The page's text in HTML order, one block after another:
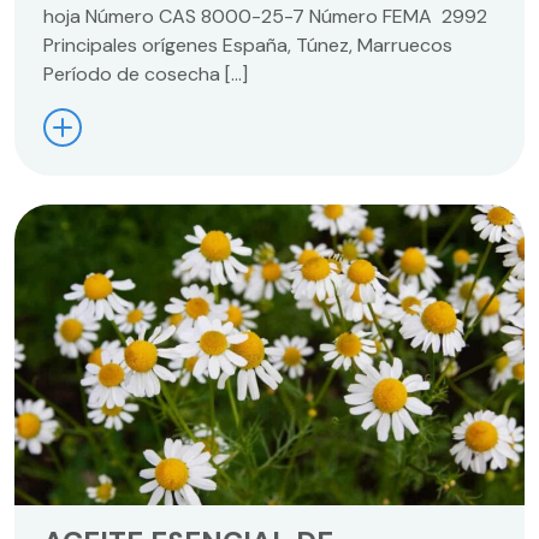
hoja Número CAS 8000-25-7 Número FEMA 2992
Principales orígenes España, Túnez, Marruecos
Período de cosecha […]